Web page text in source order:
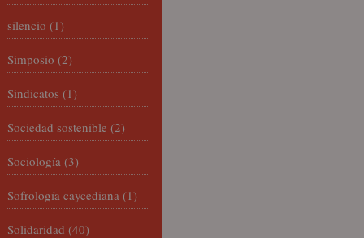
silencio (1)
Simposio (2)
Sindicatos (1)
Sociedad sostenible (2)
Sociología (3)
Sofrología caycediana (1)
Solidaridad (40)